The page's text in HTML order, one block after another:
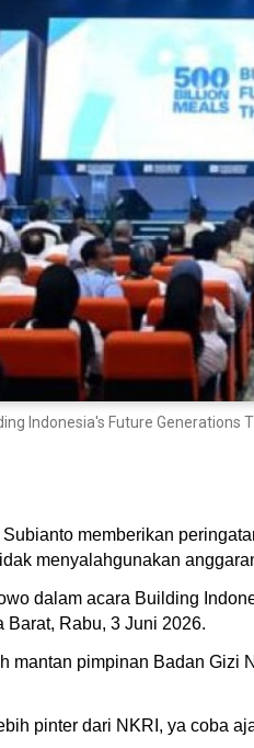
Indonesia's Future
memberikan
menyalahgunakan
dalam acara Building
Barat, Rabu, 3 Juni 2026.
mantan pimpinan Badan
pinter dari NKRI, ya coba